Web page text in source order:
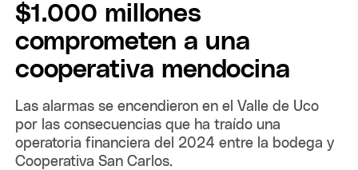
$1.000 millones
comprometen a una
cooperativa mendocina
Las alarmas se encendieron en el Valle de Uco
por las consecuencias que ha traído una
operatoria financiera del 2024 entre la bodega y
Cooperativa San Carlos.